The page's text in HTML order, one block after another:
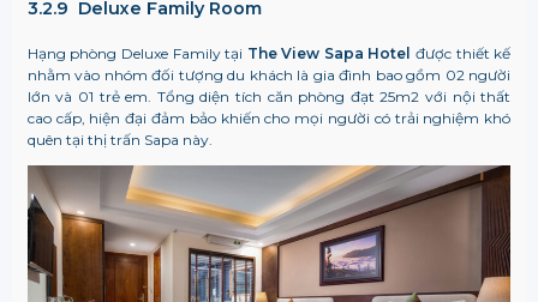
3.2.9 Deluxe Family Room
Hạng phòng Deluxe Family tại The View Sapa Hotelđược thiết kế
nhằm vào nhóm đối tượng du khách là gia đình bao gồm 02 người
lớn và 01 trẻ em. Tổng diện tích căn phòng đạt 25m2 với nội thất
cao cấp, hiện đại đảm bảo khiến cho mọi người có trải nghiệm khó
quên tại thị trấn Sapa này.